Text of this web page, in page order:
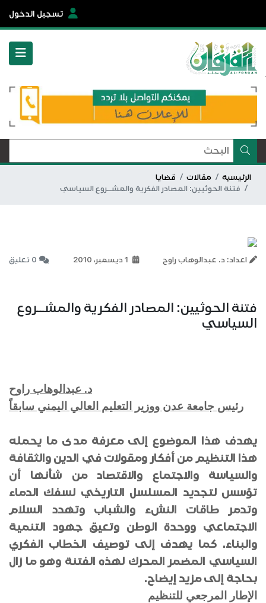
تسجيل الدخول
الرئيسية مقالات
قضايا
فتنة الحوثيين: المصادر الفكرية والمشــروع السياسي
اعداد: د. عبدالوهاب راوح 0 تعليق
فتنة الحوثيين: المصادر الفكرية والمشــروع
السياسي
د. عبدالوهاب راوح
رئيس جامعة عدن ووزير التعليم العالي اليمني سابقاً
يهدف هذا الموضوع إلى معرفة مدى ما يحمله
هذا التنظيم من أفكار ومقولات في الدين والثقافة
والسياسة والاجتماع والاقتصاد من شأنها أن
تؤسس لتجديد المسلسل التاريخي لسفك الدماء
وتدمر طاقات النشء والشباب وتهدد السلام
الاجتماعي ووحدة الوطن وتعيق جهود التنمية
والبناء. كما يهدف إلى توصيف الخطاب الفكري
السياسي المضمر المحرك لهذه الفتنة وهو ما زال
بحاجة إلى مزيد إيضاح.
الإطار المرجعي للتنظيم